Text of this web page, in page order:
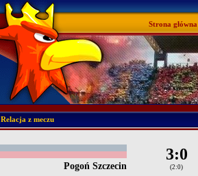
Strona główna
Relacja z meczu
Pogoń Szczecin
3:0
(2:0)